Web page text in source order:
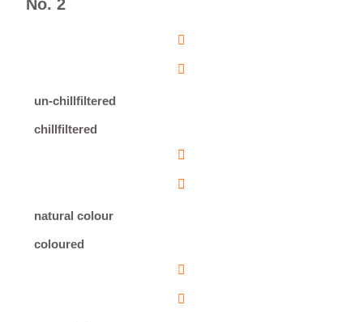
No. 2
un-chillfiltered
chillfiltered
natural colour
coloured